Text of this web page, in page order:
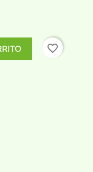
favorite_border